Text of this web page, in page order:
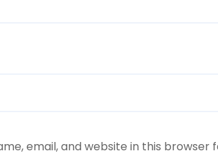
email, and website in this